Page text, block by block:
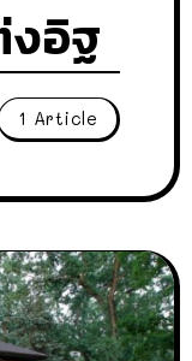
อิฐ
1 Article